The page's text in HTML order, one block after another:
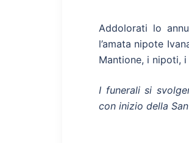
Addolorati lo
l’amata nipote
Mantione, i nipoti,
I funerali si
con inizio della